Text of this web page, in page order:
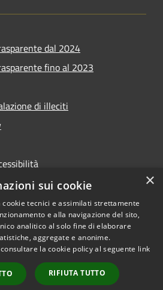
dal 2024
fino al 2023
di illeciti
Copyright © 2026 • Comune di
Municipium•
Accesso
×
sui cookie
tecnici e assimilati strettamente
e alla navigazione del sito,
analitico al solo fine di elaborare
aggregate e anonime.
la cookie policy al seguente link
RIFIUTA TUTTO